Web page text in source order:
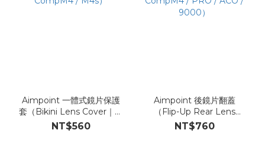
Aimpoint 一體式鏡片保護
套（Bikini Lens Cover｜適
用 CompM4 / M4s）
NT$560
Aimpoint 後鏡片翻蓋
（Flip-Up Rear Lens
Cover｜適用 CompM4 /
PRO / ACO / 9000）
NT$760